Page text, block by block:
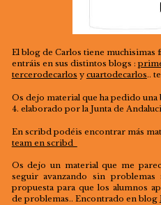
El blog de Carlos tiene muchisimas
entráis en sus distintos blogs :
tercerodecarlos y cuartodecarlos..
Os dejo material que ha pedido
4. elaborado por la Junta de
En scribd podéis encontrar más
team en scribd
Os dejo un material que me
seguir avanzando sin
propuesta para que los alumnos
de problemas.. Encontrado en blog